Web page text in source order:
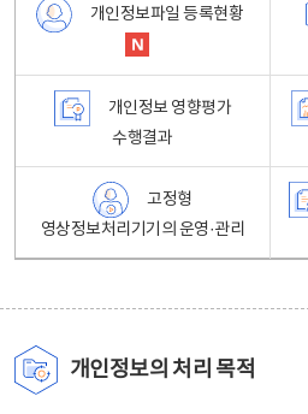
개인정보파일 등록현황
개인정보 영향평가
수행결과
고정형
영상정보처리기기의 운영·관리
개인정보의 처리 목적